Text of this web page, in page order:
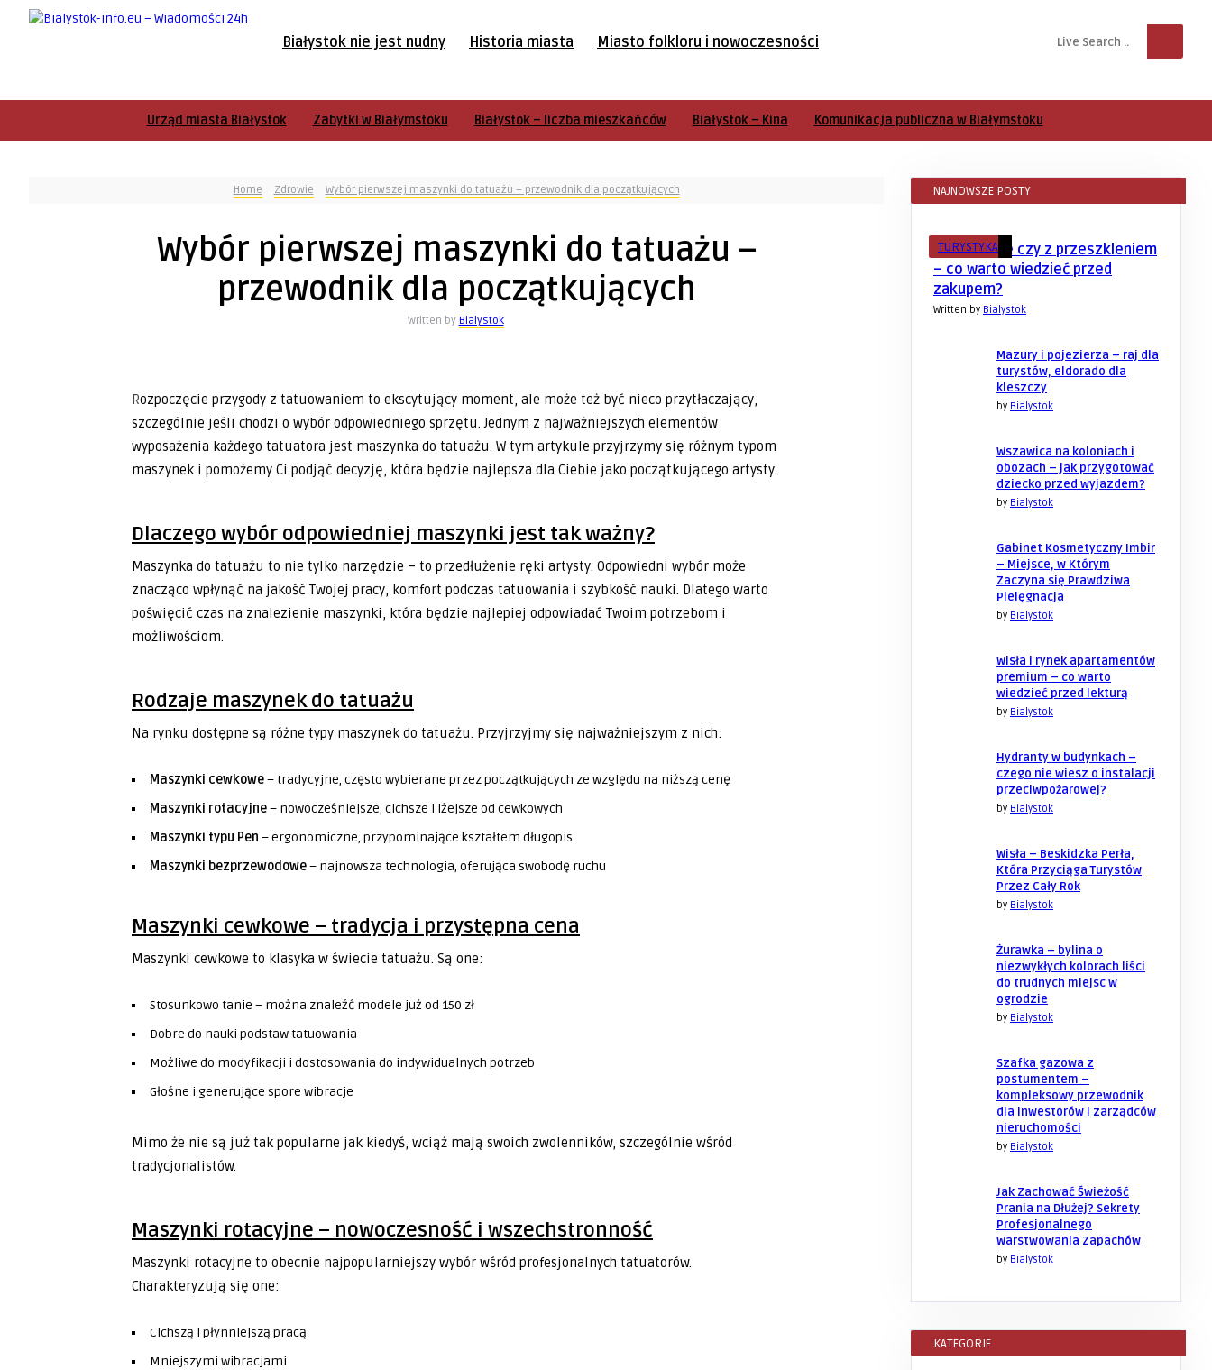
Białystok nie jest nudny Historia miasta Miasto folkloru i nowoczesności
Urząd miasta Białystok Zabytki w Białymstoku Białystok – liczba mieszkańców Białystok – Kina Komunikacja publiczna w Białymstoku
Home Zdrowie Wybór pierwszej maszynki do tatuażu – przewodnik dla początkujących
Wybór pierwszej maszynki do tatuażu –
przewodnik dla początkujących
Written by Bialystok
Rozpoczęcie przygody z tatuowaniem to ekscytujący moment, ale może też być nieco przytłaczający,
szczególnie jeśli chodzi o wybór odpowiedniego sprzętu. Jednym z najważniejszych elementów
wyposażenia każdego tatuatora jest maszynka do tatuażu. W tym artykule przyjrzymy się różnym typom
maszynek i pomożemy Ci podjąć decyzję, która będzie najlepsza dla Ciebie jako początkującego artysty.
Dlaczego wybór odpowiedniej maszynki jest tak ważny?
Maszynka do tatuażu to nie tylko narzędzie – to przedłużenie ręki artysty. Odpowiedni wybór może
znacząco wpłynąć na jakość Twojej pracy, komfort podczas tatuowania i szybkość nauki. Dlatego warto
poświęcić czas na znalezienie maszynki, która będzie najlepiej odpowiadać Twoim potrzebom i
możliwościom.
Rodzaje maszynek do tatuażu
Na rynku dostępne są różne typy maszynek do tatuażu. Przyjrzyjmy się najważniejszym z nich:
Maszynki cewkowe– tradycyjne, często wybierane przez początkujących ze względu na niższą cenę
Maszynki rotacyjne– nowocześniejsze, cichsze i lżejsze od cewkowych
Maszynki typu Pen – ergonomiczne, przypominające kształtem długopis
Maszynki bezprzewodowe– najnowsza technologia, oferująca swobodę ruchu
Maszynki cewkowe – tradycja i przystępna cena
Maszynki cewkowe to klasyka w świecie tatuażu. Są one:
Stosunkowo tanie – można znaleźć modele już od 150 zł
Dobre do nauki podstaw tatuowania
Możliwe do modyfikacji i dostosowania do indywidualnych potrzeb
Głośne i generujące spore wibracje
Mimo że nie są już tak popularne jak kiedyś, wciąż mają swoich zwolenników, szczególnie wśród
tradycjonalistów.
Maszynki rotacyjne – nowoczesność i wszechstronność
Maszynki rotacyjne to obecnie najpopularniejszy wybór wśród profesjonalnych tatuatorów.
Charakteryzują się one:
Cichszą i płynniejszą pracą
Mniejszymi wibracjami
NAJNOWSZE POSTY
TURYSTYKA
Drzwi pełne czy z przeszkleniem
– co warto wiedzieć przed
zakupem?
Written by Bialystok
Mazury i pojezierza – raj dla
turystów, eldorado dla
kleszczy
by Bialystok
Wszawica na koloniach i
obozach – jak przygotować
dziecko przed wyjazdem?
by Bialystok
Gabinet Kosmetyczny Imbir
– Miejsce, w Którym
Zaczyna się Prawdziwa
Pielęgnacja
by Bialystok
Wisła i rynek apartamentów
premium – co warto
wiedzieć przed lekturą
by Bialystok
Hydranty w budynkach –
czego nie wiesz o instalacji
przeciwpożarowej?
by Bialystok
Wisła – Beskidzka Perła,
Która Przyciąga Turystów
Przez Cały Rok
by Bialystok
Żurawka – bylina o
niezwykłych kolorach liści
do trudnych miejsc w
ogrodzie
by Bialystok
Szafka gazowa z
postumentem –
kompleksowy przewodnik
dla inwestorów i zarządców
nieruchomości
by Bialystok
Jak Zachować Świeżość
Prania na Dłużej? Sekrety
Profesjonalnego
Warstwowania Zapachów
by Bialystok
KATEGORIE